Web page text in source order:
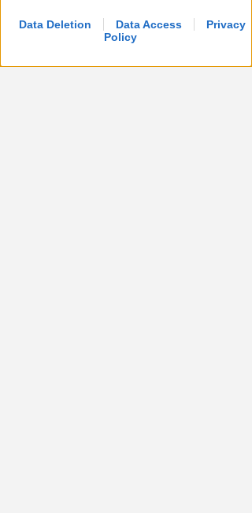
Data Deletion Data Access
Privacy
Policy